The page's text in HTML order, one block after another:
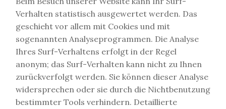
Verhalten statistisch ausgewertet werden. Das
geschieht vor allem mit Cookies und mit
sogenannten Analyseprogrammen. Die Analyse
Ihres Surf-Verhaltens erfolgt in der Regel
anonym; das Surf-Verhalten kann nicht zu Ihnen
zurückverfolgt werden. Sie können dieser Analyse
widersprechen oder sie durch die Nichtbenutzung
bestimmter Tools verhindern. Detaillierte